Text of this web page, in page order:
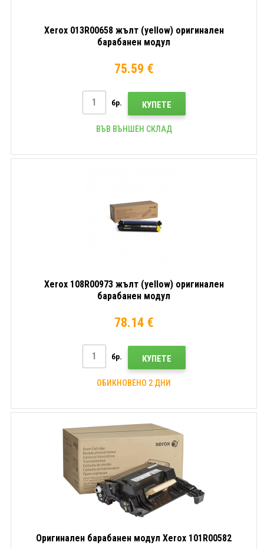
Xerox 013R00658 жълт (yellow) оригинален
барабанен модул
75.59 €
бр. КУПЕТЕ
ВЪВ ВЪНШЕН СКЛАД
Xerox 108R00973 жълт (yellow) оригинален
барабанен модул
78.14 €
бр. КУПЕТЕ
ОБИКНОВЕНО 2 ДНИ
Оригинален барабанен модул Xerox 101R00582